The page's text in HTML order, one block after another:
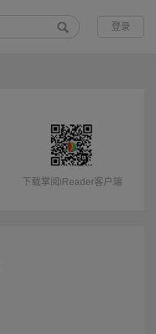
登录
下载掌阅iReader客户端